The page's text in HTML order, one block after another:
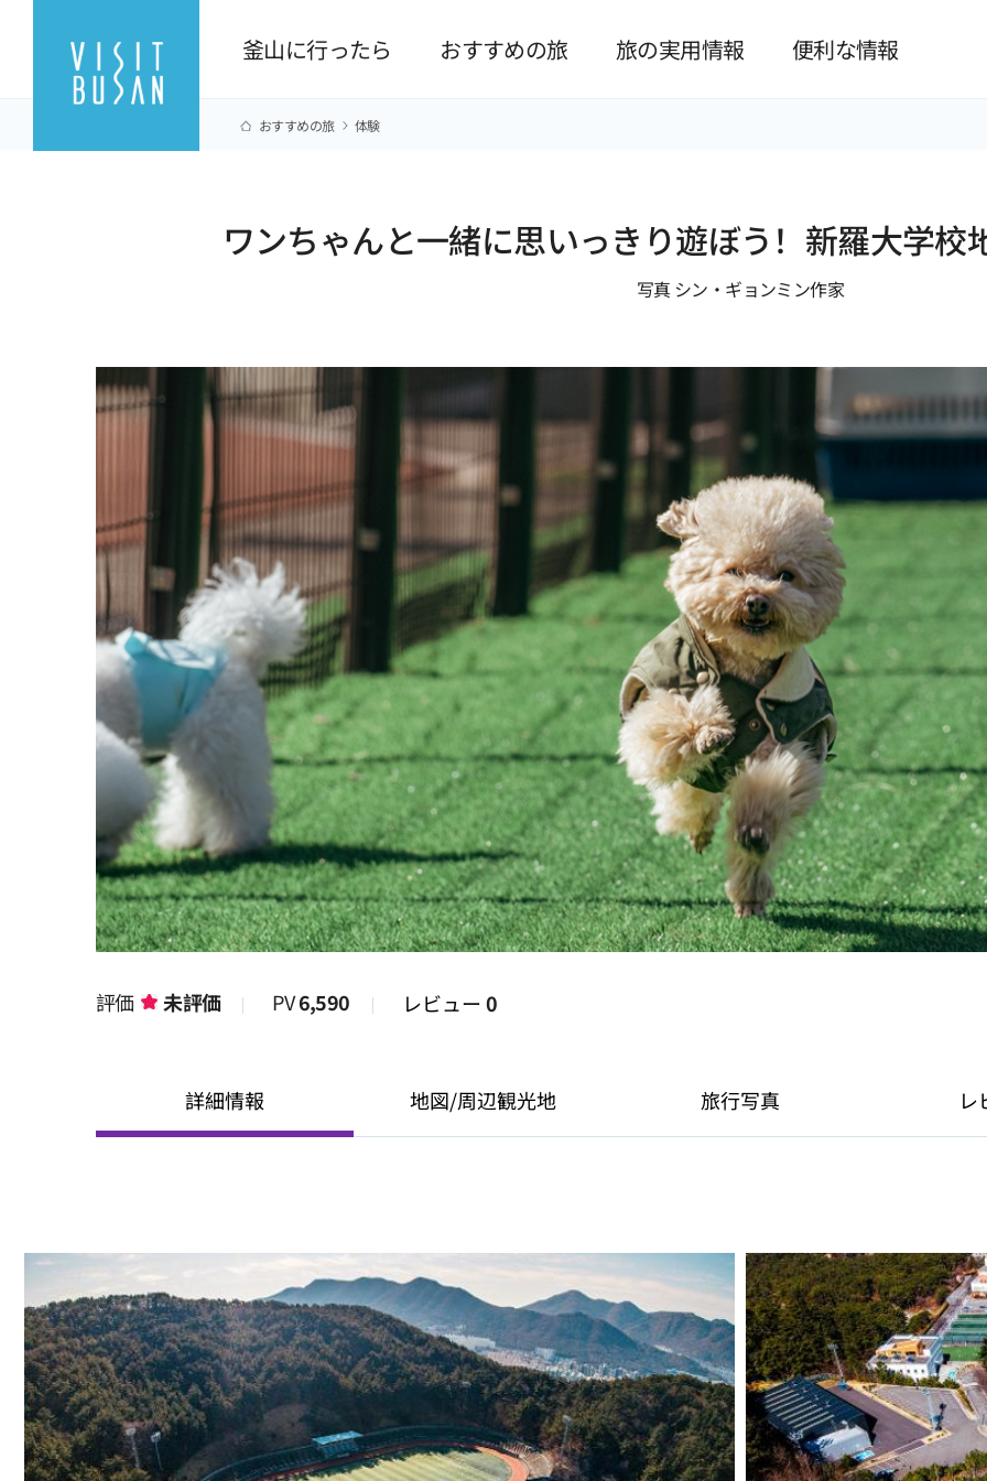
釜山に行ったら おすすめの旅 旅の実用情報 便利な情報
おすすめの旅 体験
ワンちゃんと一緒に思いっきり遊ぼう！新羅大学校
写真 シン・ギョンミン作家
評価 未評価 PV6,590 レビュー0
詳細情報 地図/周辺観光地 旅行写真 レ